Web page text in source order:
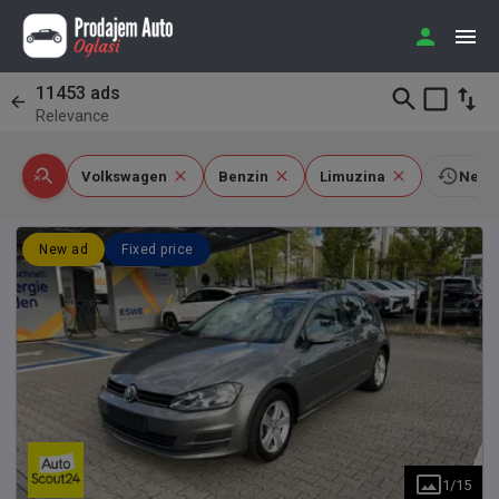
11453 ads
Relevance
Volkswagen Benzin Limuzina New
New ad Fixed price
1 /15